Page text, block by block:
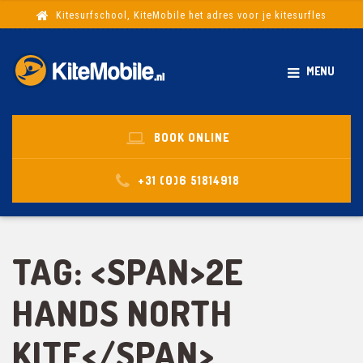
Kitesurfschool, KiteMobile het adres voor je kitesurfles
MENU
BOOK ONLINE
+31 (0)6 51814918
TAG: <SPAN>2E
HANDS NORTH
KITE</SPAN>